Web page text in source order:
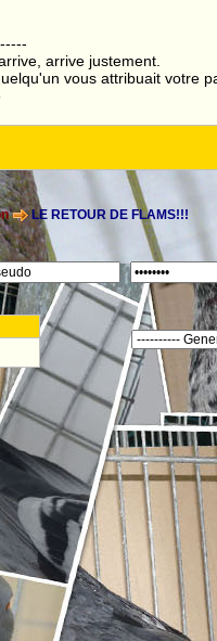
arrive justement.
vous attribuait votre
LE RETOUR DE FLAMS!!!